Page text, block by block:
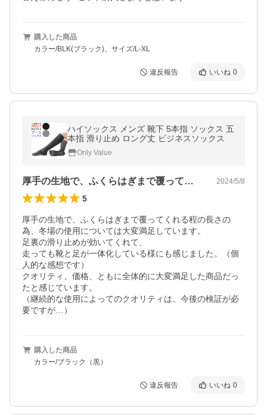
購入した商品
カラー/BLK(ブラック)、サイズ/L-XL
違反報告 いいね 0
ハイソックス メンズ 靴下 5本指 ソックス 五
本指 滑り止め ロング丈 ビジネスソックス
Only Value
厚手の生地で、ふくらはぎまで覆ってくれ… 2024/5/8
5
厚手の生地で、ふくらはぎまで覆ってくれる程の長さの
為、冬場の使用については大変満足しています。
足裏の滑り止めが効いてくれて、
走っても靴と足が一体化している様にも感じました。（個
人的な感想です）
クオリティ、価格、ともに全体的に大変満足した商品だっ
たと感じています。
（継続的な使用によってのクオリティは、今後の検証が必
要ですが…）
購入した商品
カラー/ブラック（黒）
違反報告 いいね 0